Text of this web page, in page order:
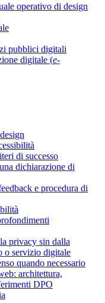
operativo di design
pubblici digitali
digitale (e-
di successo
dichiarazione di
e procedura di
privacy sin dalla
o servizio digitale
quando necessario
architettura,
DPO